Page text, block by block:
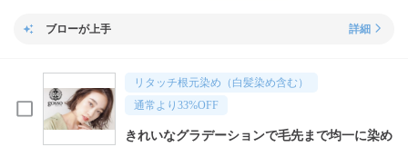
ブローが上手 詳細
リタッチ根元染め（白髪染め含む）
通常より 33%OFF
きれいなグラデーションで毛先まで均一に染め